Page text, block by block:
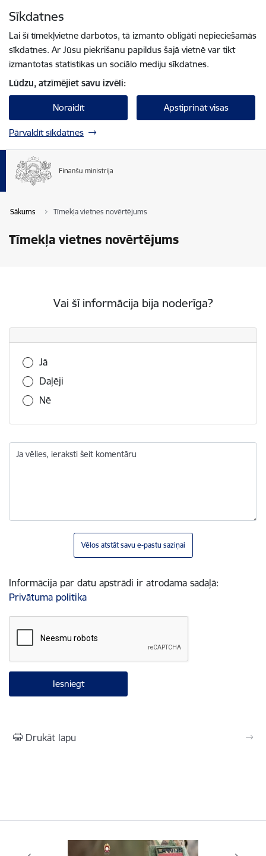
Sīkdatnes
Lai šī tīmekļvietne darbotos, tā izmanto obligāti nepieciešamās
sīkdatnes. Ar Jūsu piekrišanu papildus šajā vietnē var tikt
izmantotas statistikas un sociālo mediju sīkdatnes.
Lūdzu, atzīmējiet savu izvēli:
Noraidīt Apstiprināt visas
Pārvaldīt sīkdatnes
Sākums Tīmekļa vietnes novērtējums
Tīmekļa vietnes novērtējums
Vai šī informācija bija noderīga?
Vai šī informācija bija noderīga?
Jā
Daļēji
Nē
Ja vēlies, ieraksti šeit komentāru
Vēlos atstāt savu e-pastu saziņai
Informācija par datu apstrādi ir atrodama sadaļā:
Privātuma politika
Drukāt lapu